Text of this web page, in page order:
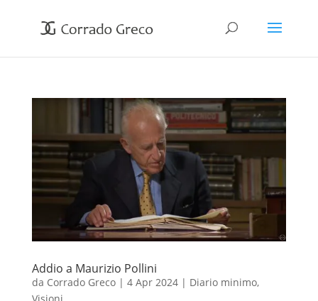
Addio a Maurizio Pollini
da Corrado Greco| 4 Apr 2024| Diario minimo,